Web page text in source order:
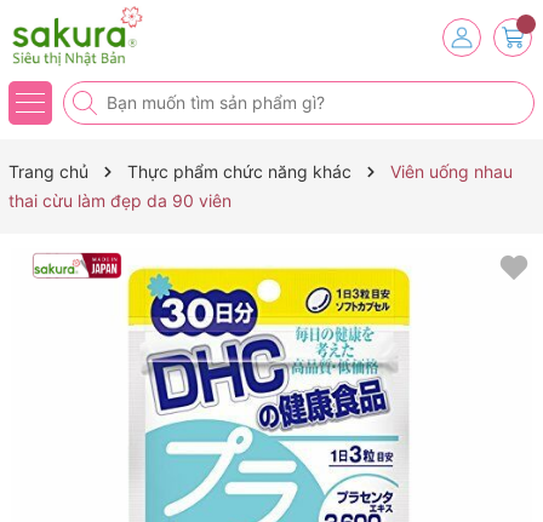
Trang chủ Thực phẩm chức năng khác
Viên uống nhau
thai cừu làm đẹp da 90 viên